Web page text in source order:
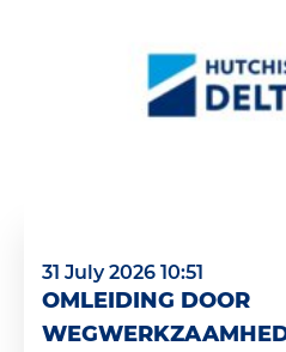
31 July 2026 10:51
OMLEIDING DOOR